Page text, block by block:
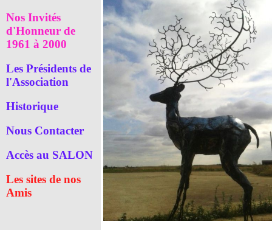
Nos Invités
d'Honneur de
1961 à 2000
Les Présidents de
l'Association
Historique
Nous Contacter
Accès au SALON
Les sites de nos
Amis